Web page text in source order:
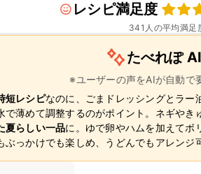
レシピ満足度
341 人の平均満足
たべれぽ
※ユーザーの声をAIが自動で
短レシピなのに、ごまドレッシングとラー
で薄めて調整するのがポイント。ネギや
夏らしい一品に。ゆで卵やハムを加えてボ
ぶっかけでも楽しめ、うどんでもアレンジ